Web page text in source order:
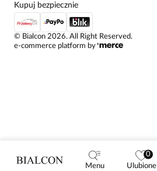
© Bialcon 2026. All Right Reserved.
e-commerce platform by
Kupuj bezpiecznie
Menu
0
Ulubione